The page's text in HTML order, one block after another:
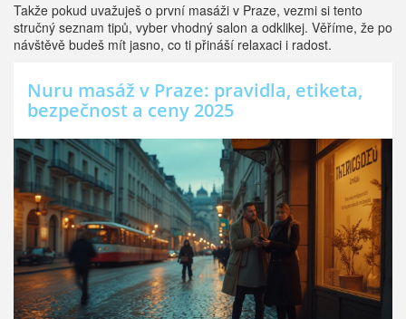
Takže pokud uvažuješ o první masáži v Praze, vezmi si tento
stručný seznam tipů, vyber vhodný salon a odklikej. Věříme, že po
návštěvě budeš mít jasno, co ti přináší relaxaci i radost.
Nuru masáž v Praze: pravidla, etiketa,
bezpečnost a ceny 2025